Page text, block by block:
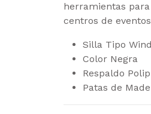
herramientas
centros de
Silla Tipo
Color Negra
Respaldo
Patas de